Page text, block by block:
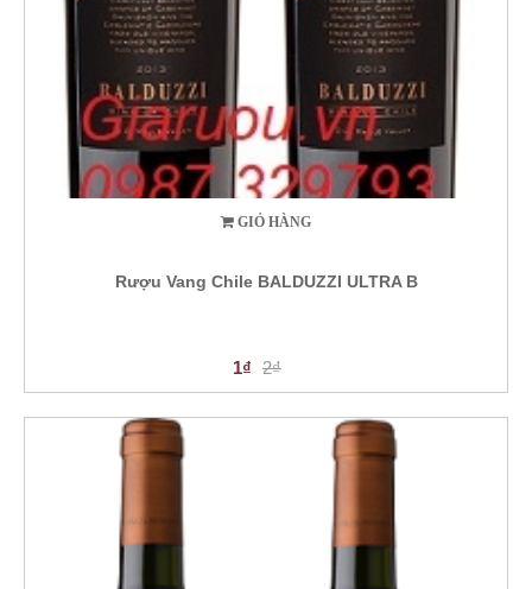
GIỎ HÀNG
Rượu Vang Chile BALDUZZI ULTRA B
1₫ 2₫